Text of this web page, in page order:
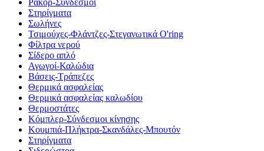
Ρακόρ-Σύνδεσμοι
Στηρίγματα
Σωλήνες
Τσιμούχες-Φλάντζες-Στεγανωτικά O'ring
Φίλτρα νερού
Σίδερο απλό
Αγωγοί-Καλώδια
Βάσεις-Τράπεζες
Θερμικά ασφαλείας
Θερμικά ασφαλείας καλωδίου
Θερμοστάτες
Κόμπλερ-Σύνδεσμοι κίνησης
Κουμπιά-Πλήκτρα-Σκανδάλες-Μπουτόν
Στηρίγματα